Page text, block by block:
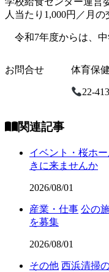
人当たり1,000円／月の
令和7年度からは、中
お問合せ 体育保
22-
関連記事
イベント・桜ホ
きに来ませんか
2026/08/01
産業・仕事 公の
を募集
2026/08/01
その他 西浜清掃